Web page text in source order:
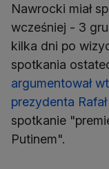
Nawrocki miał
wcześniej - 3
kilka dni po
spotkania
argumentował
prezydenta
spotkanie
Putinem".